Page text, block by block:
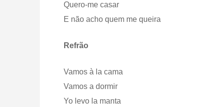
Quero-me casar
E não acho quem me queira
Refrão
Vamos à la cama
Vamos a dormir
Yo levo la manta